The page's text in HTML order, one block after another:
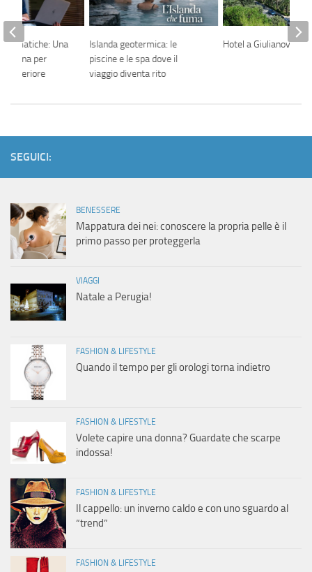
Islanda geotermica: le
piscine e le spa dove il
viaggio diventa rito
Hotel a Giulianova
Una
per
Superiore
SEGUICI:
BENESSERE
Mappatura dei nei: conoscere la propria pelle è il
primo passo per proteggerla
VIAGGI
Natale a Perugia!
FASHION & LIFESTYLE
Quando il tempo per gli orologi torna indietro
FASHION & LIFESTYLE
Volete capire una donna? Guardate che scarpe
indossa!
FASHION & LIFESTYLE
Il cappello: un inverno caldo e con uno sguardo al
“trend”
FASHION & LIFESTYLE